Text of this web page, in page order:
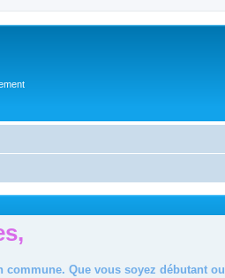
Que vous soyez débutant ou